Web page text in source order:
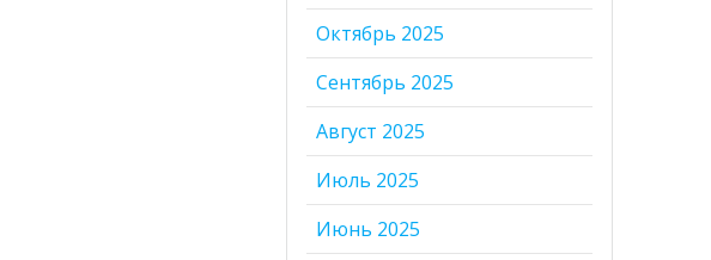
Октябрь 2025
Сентябрь 2025
Август 2025
Июль 2025
Июнь 2025